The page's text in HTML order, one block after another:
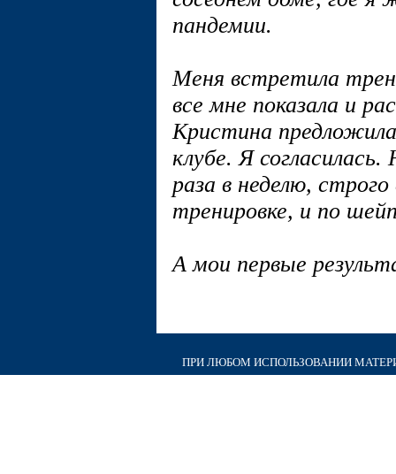
пандемии.
Меня встретила
все мне показала и
Кристина
клубе. Я
раза в неделю,
тренировке, и по
А мои первые
ПРИ ЛЮБОМ ИСПОЛЬЗОВАНИИ